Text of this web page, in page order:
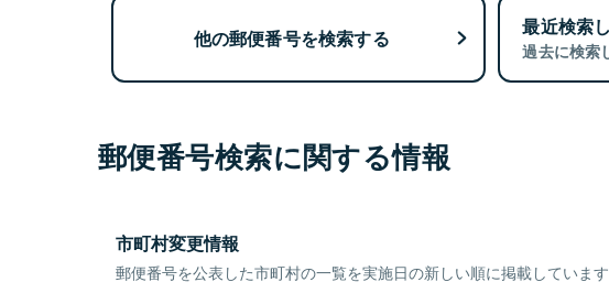
他の郵便番号を検索する 最近検索
過去に検索
郵便番号検索に関する情報
市町村変更情報
郵便番号を公表した市町村の一覧を実施日の新しい順に掲載しています